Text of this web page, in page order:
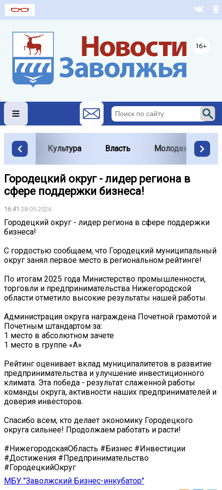
Культура Власть Молодежь
Городецкий округ - лидер региона в
сфере поддержки бизнеса!
16:41 28.05.2026
Городецкий округ - лидер региона в сфере поддержки
бизнеса!
С гордостью сообщаем, что Городецкий муниципальный
округ занял первое место в региональном рейтинге!
По итогам 2025 года Министерство промышленности,
торговли и предпринимательства Нижегородской
области отметило высокие результаты нашей работы.
Администрация округа награждена Почетной грамотой и
Почетным штандартом за:
1 место в абсолютном зачете
1 место в группе «А»
Рейтинг оценивает вклад муниципалитетов в развитие
предпринимательства и улучшение инвестиционного
климата. Эта победа - результат слаженной работы
команды округа, активности наших предпринимателей и
доверия инвесторов.
Спасибо всем, кто делает экономику Городецкого
округа сильнее! Продолжаем работать и расти!
#НижегородскаяОбласть #Бизнес #Инвестиции
#Достижения #Предпринимательство
#ГородецкийОкруг
МБУ "Заволжский Бизнес-инкубатор"